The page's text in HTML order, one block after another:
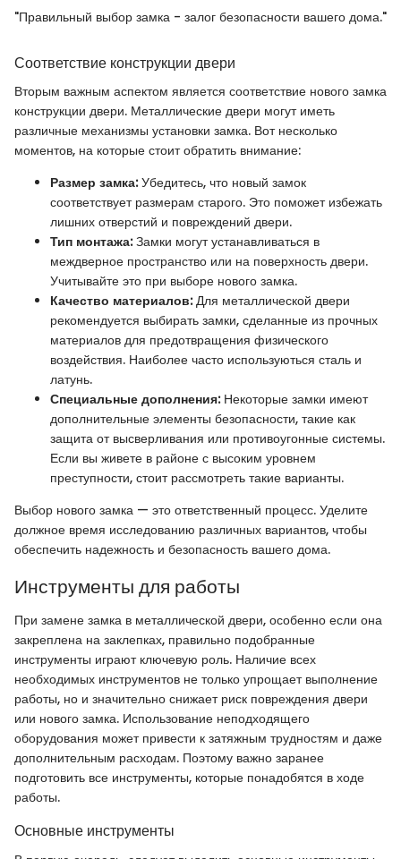
"Правильный выбор замка - залог безопасности вашего дома."
Соответствие конструкции двери
Вторым важным аспектом является соответствие нового замка
конструкции двери. Металлические двери могут иметь
различные механизмы установки замка. Вот несколько
моментов, на которые стоит обратить внимание:
Размер замка:Убедитесь, что новый замок
соответствует размерам старого. Это поможет избежать
лишних отверстий и повреждений двери.
Тип монтажа:Замки могут устанавливаться в
междверное пространство или на поверхность двери.
Учитывайте это при выборе нового замка.
Качество материалов:Для металлической двери
рекомендуется выбирать замки, сделанные из прочных
материалов для предотвращения физического
воздействия. Наиболее часто используються сталь и
латунь.
Специальные дополнения:Некоторые замки имеют
дополнительные элементы безопасности, такие как
защита от высверливания или противоугонные системы.
Если вы живете в районе с высоким уровнем
преступности, стоит рассмотреть такие варианты.
Выбор нового замка — это ответственный процесс. Уделите
должное время исследованию различных вариантов, чтобы
обеспечить надежность и безопасность вашего дома.
Инструменты для работы
При замене замка в металлической двери, особенно если она
закреплена на заклепках, правильно подобранные
инструменты играют ключевую роль. Наличие всех
необходимых инструментов не только упрощает выполнение
работы, но и значительно снижает риск повреждения двери
или нового замка. Использование неподходящего
оборудования может привести к затяжным трудностям и даже
дополнительным расходам. Поэтому важно заранее
подготовить все инструменты, которые понадобятся в ходе
работы.
Основные инструменты